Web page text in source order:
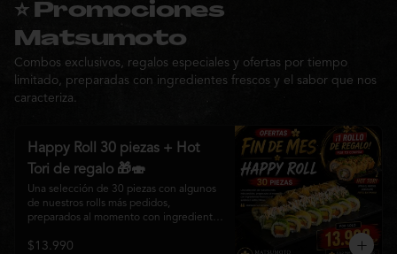
⭐ Promociones
Matsumoto
Combos exclusivos, regalos especiales y ofertas por tiempo
limitado, preparadas con ingredientes frescos y el sabor que nos
caracteriza.
Happy Roll 30 piezas + Hot
Tori de regalo 🎁🍣
Una selección de 30 piezas con algunos
de nuestros rolls más pedidos,
preparados al momento con ingredientes
Matsumoto Nikkei. Una promoción
$13.990